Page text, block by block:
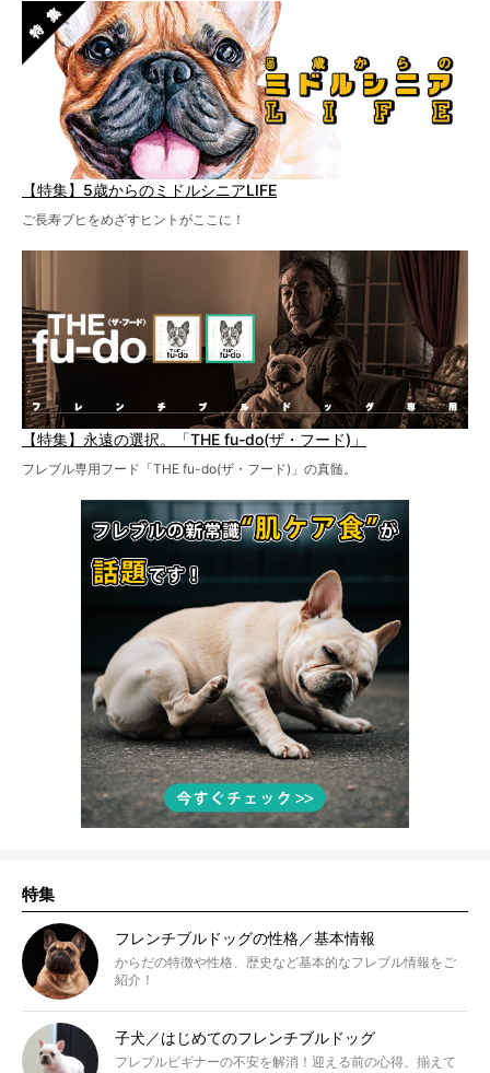
【特集】5歳からのミドルシニアLIFE
ご長寿ブヒをめざすヒントがここに！
【特集】永遠の選択。「THE fu-do(ザ・フード)」
フレブル専用フード「THE fu-do(ザ・フード)」の真髄。
特集
フレンチブルドッグの性格／基本情報
からだの特徴や性格、歴史など基本的なフレブル情報をご
紹介！
子犬／はじめてのフレンチブルドッグ
フレブルビギナーの不安を解消！迎える前の心得、揃えて